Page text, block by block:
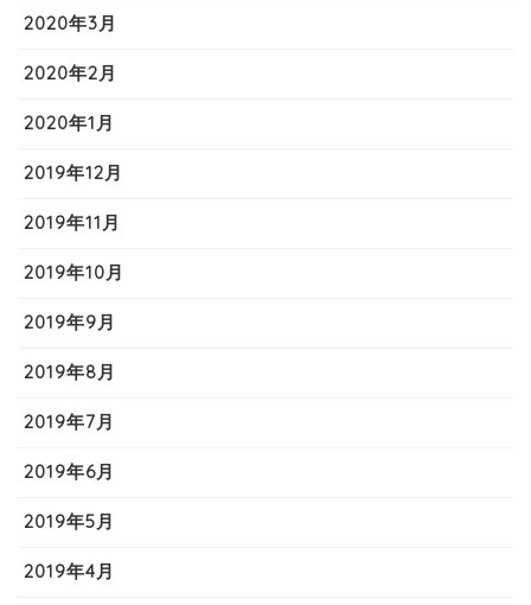
2020年3月
2020年2月
2020年1月
2019年12月
2019年11月
2019年10月
2019年9月
2019年8月
2019年7月
2019年6月
2019年5月
2019年4月